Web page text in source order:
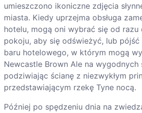
umieszczono ikoniczne zdjęcia
miasta. Kiedy uprzejma obsługa
hotelu, mogą oni wybrać się od razu
pokoju, aby się odświeżyć, lub
baru hotelowego, w którym mogą
Newcastle Brown Ale na wygodnych
podziwiając ścianę z niezwykłym
przedstawiającym rzekę Tyne nocą.
Później po spędzeniu dnia na